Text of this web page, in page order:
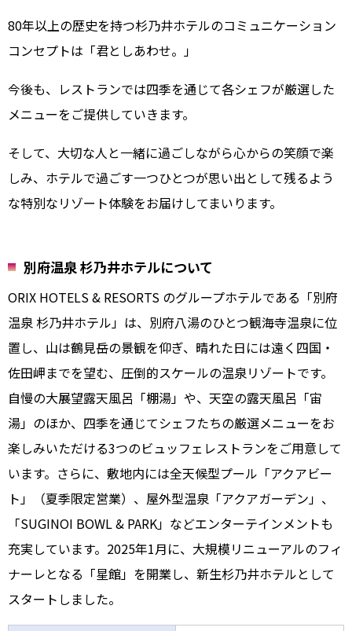
80年以上の歴史を持つ杉乃井ホテルのコミュニケーション
コンセプトは「君としあわせ。」
今後も、レストランでは四季を通じて各シェフが厳選した
メニューをご提供していきます。
そして、大切な人と一緒に過ごしながら心からの笑顔で楽
しみ、ホテルで過ごす一つひとつが思い出として残るよう
な特別なリゾート体験をお届けしてまいります。
別府温泉 杉乃井ホテルについて
ORIX HOTELS & RESORTS のグループホテルである「別府
温泉 杉乃井ホテル」は、別府八湯のひとつ観海寺温泉に位
置し、山は鶴見岳の景観を仰ぎ、晴れた日には遠く四国・
佐田岬までを望む、圧倒的スケールの温泉リゾートです。
自慢の大展望露天風呂「棚湯」や、天空の露天風呂「宙
湯」のほか、四季を通じてシェフたちの厳選メニューをお
楽しみいただける3つのビュッフェレストランをご用意して
います。さらに、敷地内には全天候型プール「アクアビー
ト」（夏季限定営業）、屋外型温泉「アクアガーデン」、
「SUGINOI BOWL & PARK」などエンターテインメントも
充実しています。2025年1月に、大規模リニューアルのフィ
ナーレとなる「星館」を開業し、新生杉乃井ホテルとして
スタートしました。